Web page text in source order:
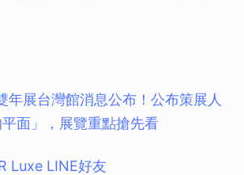
年展台灣館消息公布！公布策展人
面」，展覽重點搶先看
Luxe LINE好友